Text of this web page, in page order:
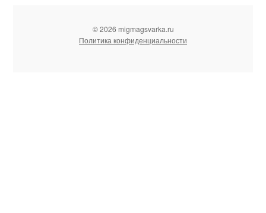
© 2026 migmagsvarka.ru
Политика конфиденциальности